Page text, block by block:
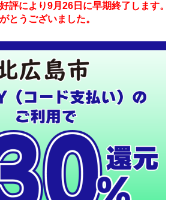
評により9月26日に早期終了します。
とうございました。